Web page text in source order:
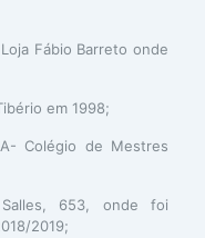
Fábio Barreto onde
em 1998;
Colégio de Mestres
653, onde foi
2019;